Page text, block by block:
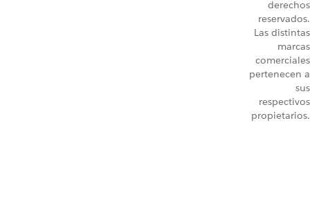
derechos
reservados.
Las distintas
marcas
comerciales
pertenecen a
sus
respectivos
propietarios.